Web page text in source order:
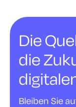
Die
die
Bleiben Sie